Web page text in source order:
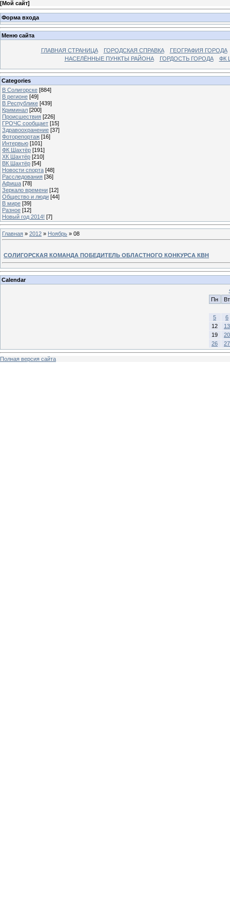
[Мой сайт]
Форма входа
Меню сайта
ГЛАВНАЯ СТРАНИЦА ГОРОДСКАЯ СПРАВКА
ГЕОГРАФИЯ ГОРОДА
НАСЕЛЁННЫЕ ПУНКТЫ РАЙОНА
ГОРДОСТЬ ГОРОДА ФК
Categories
В Солигорске [884]
В регионе [49]
В Республике [439]
Криминал [200]
Происшествия [226]
ГРОЧС сообщает [15]
Здравоохранение [37]
Фоторепортаж [16]
Интервью [101]
ФК Шахтёр [191]
ХК Шахтёр [210]
ВК Шахтёр [54]
Новости спорта [48]
Расследования [36]
Афиша [78]
Зеркало времени [12]
Общество и люди [44]
В мире [39]
Разное [12]
Новый год 2014! [7]
Главная » 2012 » Ноябрь » 08
СОЛИГОРСКАЯ КОМАНДА ПОБЕДИТЕЛЬ ОБЛАСТНОГО КОНКУРСА КВН
Calendar
Пн
Вт
5
6
12
13
19
20
26
27
Полная версия сайта